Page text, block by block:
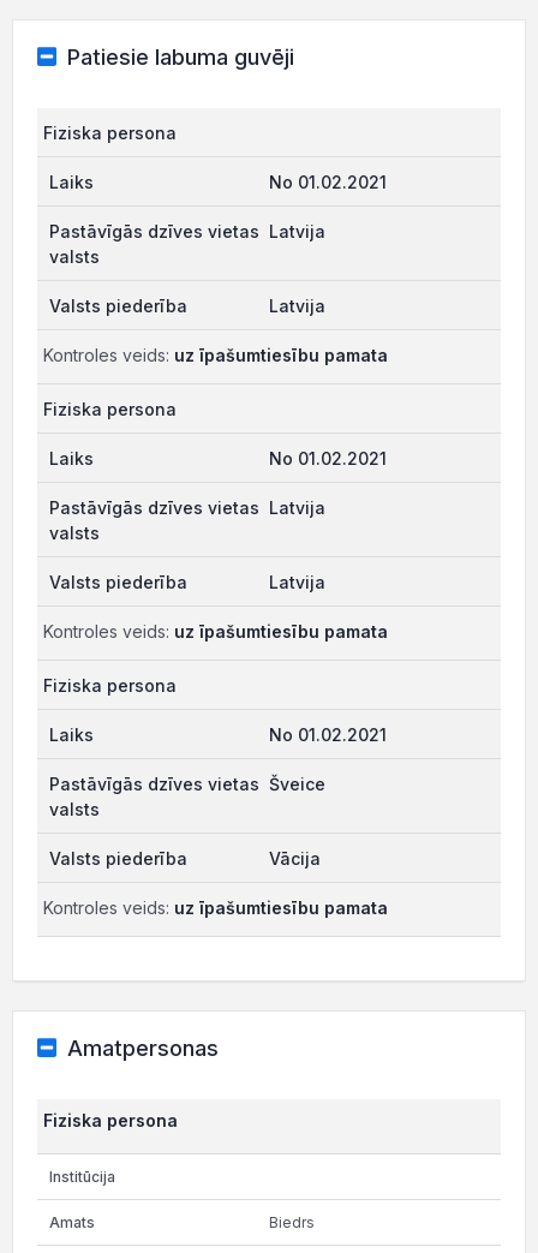
Patiesie labuma guvēji
Fiziska persona
No 01.02.2021
Latvija
Latvija
Kontroles veids: uz īpašumtiesību pamata
Fiziska persona
No 01.02.2021
Latvija
Latvija
Kontroles veids: uz īpašumtiesību pamata
Fiziska persona
No 01.02.2021
Šveice
Vācija
Kontroles veids: uz īpašumtiesību pamata
Amatpersonas
Fiziska persona
Biedrs